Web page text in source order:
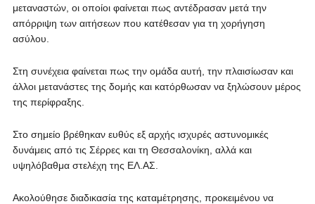
μεταναστών, οι οποίοι φαίνεται πως αντέδρασαν μετά την
απόρριψη των αιτήσεων που κατέθεσαν για τη χορήγηση
ασύλου.
Στη συνέχεια φαίνεται πως την ομάδα αυτή, την πλαισίωσαν και
άλλοι μετανάστες της δομής και κατόρθωσαν να ξηλώσουν μέρος
της περίφραξης.
Στο σημείο βρέθηκαν ευθύς εξ αρχής ισχυρές αστυνομικές
δυνάμεις από τις Σέρρες και τη Θεσσαλονίκη, αλλά και
υψηλόβαθμα στελέχη της ΕΛ.ΑΣ.
Ακολούθησε διαδικασία της καταμέτρησης, προκειμένου να